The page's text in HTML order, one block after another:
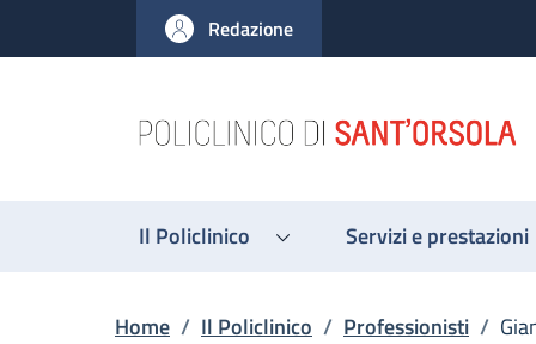
al contenuto principale
to footer content
Redazione
Il Policlinico Servizi e prestazioni
Briciole di pane
Home / Il Policlinico / Professionisti /